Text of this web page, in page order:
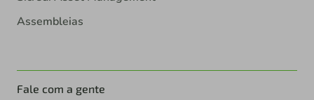
Assembleias
Fale com a gente